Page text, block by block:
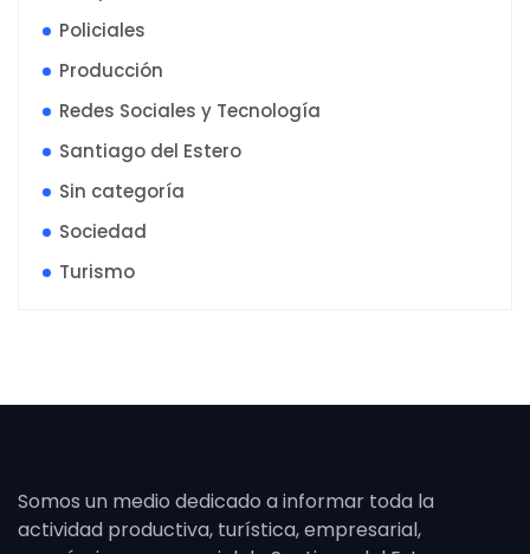
Policiales
Producción
Redes Sociales y Tecnología
Santiago del Estero
Sin categoría
Sociedad
Turismo
Somos un medio dedicado a informar toda la
actividad productiva, turística, empresarial,